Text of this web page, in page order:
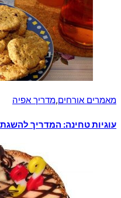
מאמרים אורחים,מדריך אפיה
עוגיות טחינה: המדריך